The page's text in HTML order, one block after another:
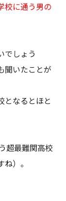
校に通う男の
でしょう
聞いたことが
となるとほと
超最難関高校
）。